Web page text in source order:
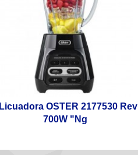
Licuadora OSTER 2177530 Rev
700W "Ng